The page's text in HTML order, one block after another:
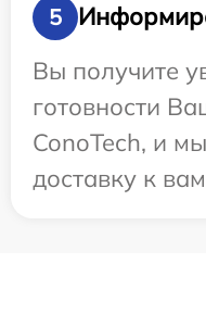
5
Вы получите
готовности
ConoTech, и
доставку к